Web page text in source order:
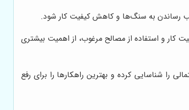
رساندن به سنگ‌ها و کاهش کیفیت کار شود.
کار و استفاده از مصالح مرغوب، از اهمیت بیشتری
را شناسایی کرده و بهترین راهکارها را برای رفع